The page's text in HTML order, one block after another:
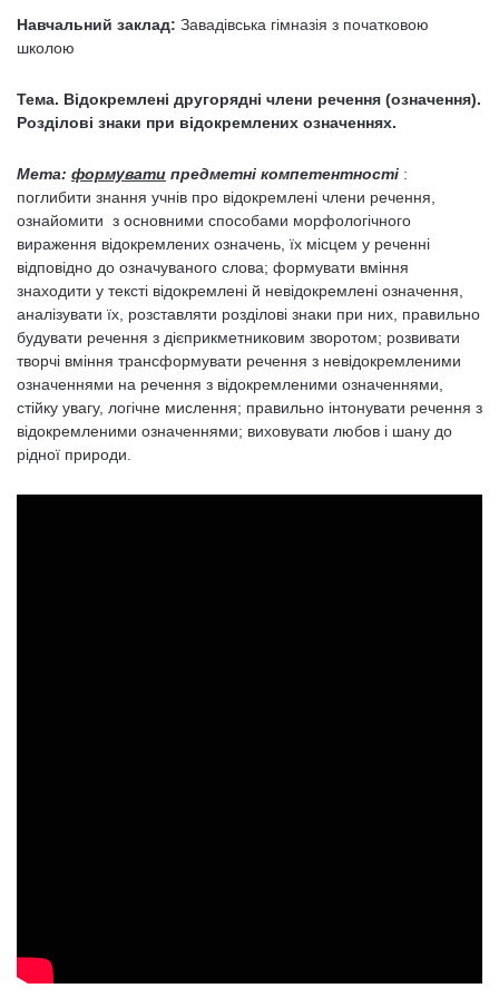
Навчальний заклад: Завадівська гімназія з початковою
школою
Тема. Відокремлені другорядні члени речення (означення).
Розділові знаки при відокремлених означеннях.
Мета: формувати предметні компетентності :
поглибити знання учнів про відокремлені члени речення,
ознайомити з основними способами морфологічного
вираження відокремлених означень, їх місцем у реченні
відповідно до означуваного слова; формувати вміння
знаходити у тексті відокремлені й невідокремлені означення,
аналізувати їх, розставляти розділові знаки при них, правильно
будувати речення з дієприкметниковим зворотом; розвивати
творчі вміння трансформувати речення з невідокремленими
означеннями на речення з відокремленими означеннями,
стійку увагу, логічне мислення; правильно інтонувати речення з
відокремленими означеннями; виховувати любов і шану до
рідної природи.